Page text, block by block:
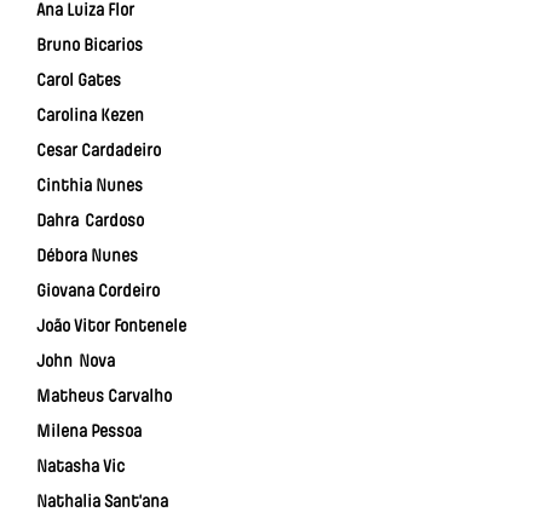
Ana Luiza Flor
Bruno Bicarios
Carol Gates
Carolina Kezen
Cesar Cardadeiro
Cinthia Nunes
Dahra Cardoso
Débora Nunes
Giovana Cordeiro
João Vitor Fontenele
John Nova
Matheus Carvalho
Milena Pessoa
Natasha Vic
Nathalia Sant'ana